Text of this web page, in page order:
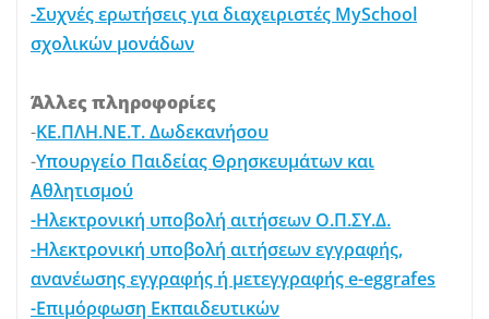
-Συχνές ερωτήσεις για διαχειριστές MySchool
σχολικών μονάδων
Άλλες πληροφορίες
-ΚΕ.ΠΛΗ.ΝΕ.Τ. Δωδεκανήσου
-Υπουργείο Παιδείας Θρησκευμάτων και
Αθλητισμού
-Ηλεκτρονική υποβολή αιτήσεων Ο.Π.ΣΥ.Δ.
-Ηλεκτρονική υποβολή αιτήσεων εγγραφής,
ανανέωσης εγγραφής ή μετεγγραφής e-eggrafes
-Επιμόρφωση Εκπαιδευτικών